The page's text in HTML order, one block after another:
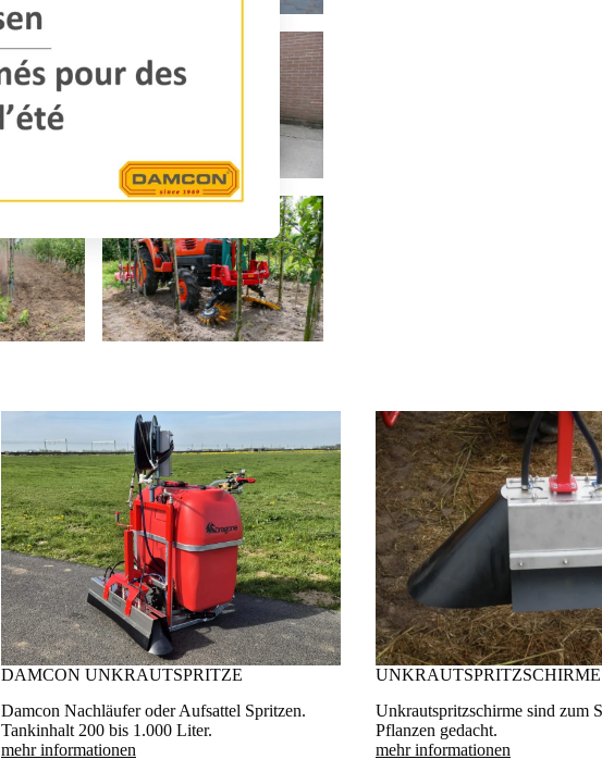
DAMCON UNKRAUTSPRITZE
Damcon Nachläufer oder Aufsattel Spritzen.
Tankinhalt 200 bis 1.000 Liter.
mehr informationen
UNKRAUTSPRITZSCHIRME
Unkrautspritzschirme sind zum
Pflanzen gedacht.
mehr informationen